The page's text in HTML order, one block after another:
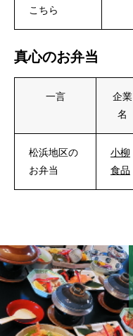
こちら
真心のお弁当
一言
企業
名
松浜地区の
お弁当
小柳
食品